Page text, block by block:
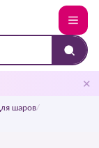
✕
шаров/